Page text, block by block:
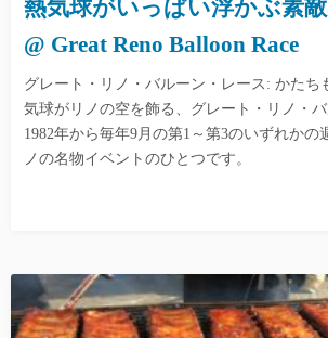
熱気球がいっぱい浮かぶ素
@ Great Reno Balloon Race
グレート・リノ・バルーン・レース: かたち
気球がリノの空を飾る、グレート・リノ・
1982年から毎年9月の第1～第3のいずれかの
ノの名物イベントのひとつです。